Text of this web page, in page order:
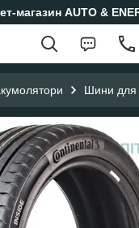
магазин AUTO &
Шини для